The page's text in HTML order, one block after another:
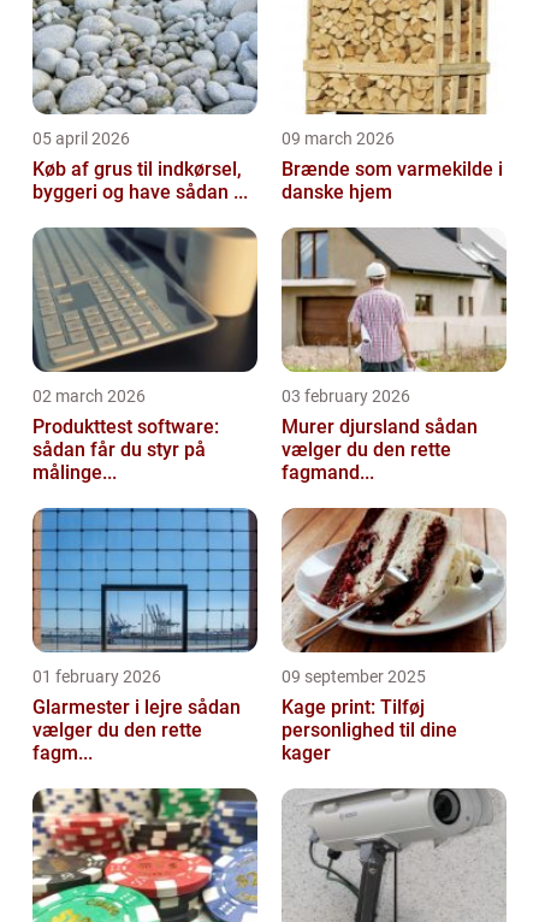
05 april 2026
Køb af grus til indkørsel,
byggeri og have sådan ...
09 march 2026
Brænde som varmekilde i
danske hjem
02 march 2026
Produkttest software:
sådan får du styr på
målinge...
03 february 2026
Murer djursland sådan
vælger du den rette
fagmand...
01 february 2026
Glarmester i lejre sådan
vælger du den rette
fagm...
09 september 2025
Kage print: Tilføj
personlighed til dine
kager